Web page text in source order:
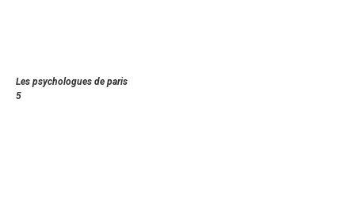
Les psychologues de paris
5